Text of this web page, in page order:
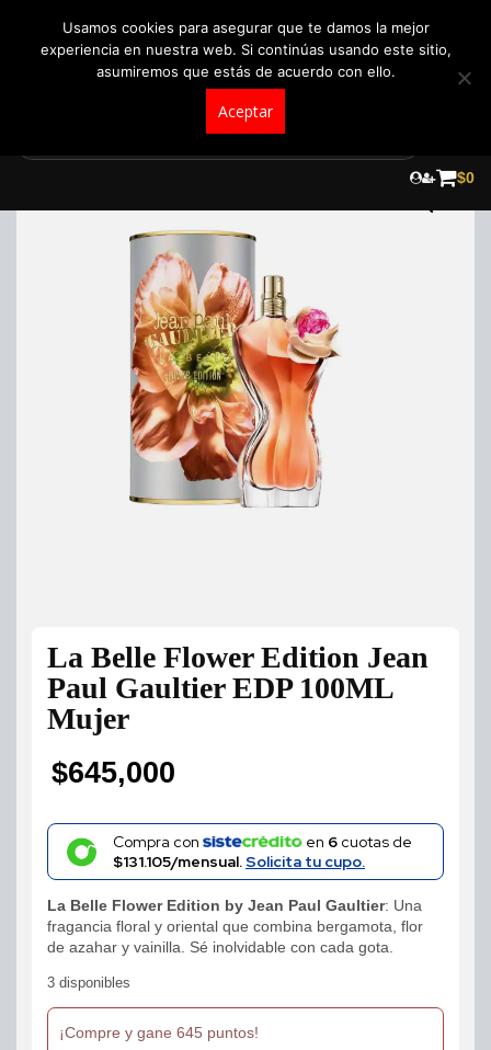
$0
La Belle Flower Edition Jean
Paul Gaultier EDP 100ML
Mujer
$645,000
Compra con en 6cuotas de
$131.105/mensual.Solicita tu cupo.
La Belle Flower Edition by Jean Paul Gaultier: Una
fragancia floral y oriental que combina bergamota, flor
de azahar y vainilla. Sé inolvidable con cada gota.
3 disponibles
¡Compre y gane 645 puntos!
Usamos cookies para asegurar que te damos la mejor
experiencia en nuestra web. Si continúas usando este sitio,
asumiremos que estás de acuerdo con ello.
Aceptar